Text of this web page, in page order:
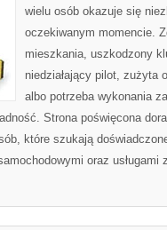
wielu osób okazuje się
oczekiwanym momencie.
mieszkania, uszkodzony
niedziałający pilot, zużyta
albo potrzeba wykonania
Strona poświęcona
które szukają
oraz usługami